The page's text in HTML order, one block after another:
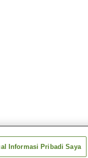
Informasi Pribadi Saya